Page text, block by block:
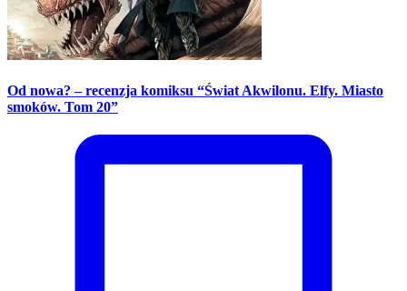
Od nowa? – recenzja komiksu “Świat Akwilonu. Elfy. Miasto
smoków. Tom 20”